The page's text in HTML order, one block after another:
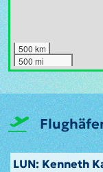
500 km
500 mi
LUN: Kenneth